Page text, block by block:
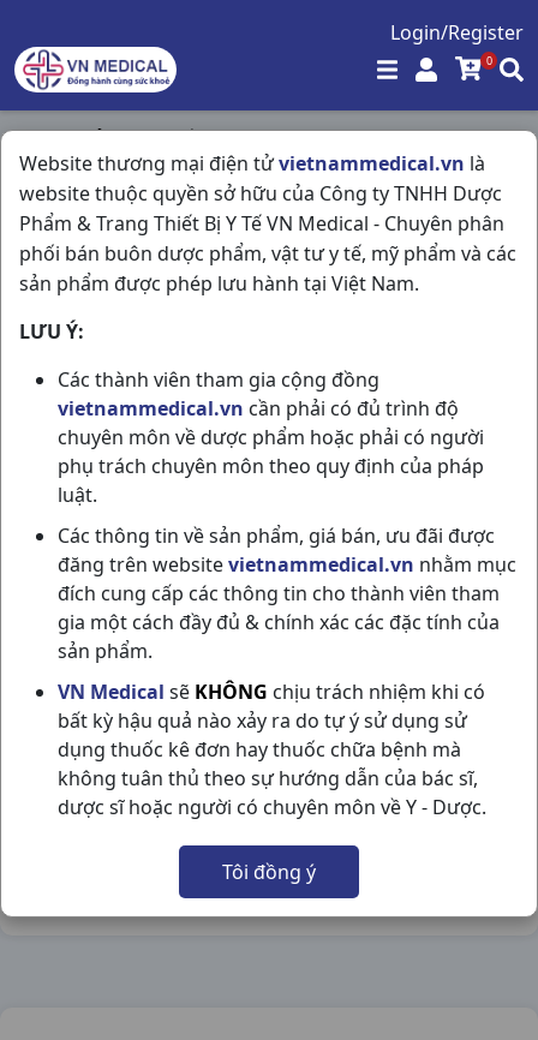
Login/Register
0
Website thương mại điện tửvietnammedical.vn là
website thuộc quyền sở hữu của Công ty TNHH Dược
Phẩm & Trang Thiết Bị Y Tế VN Medical - Chuyên phân
phối bán buôn dược phẩm, vật tư y tế, mỹ phẩm và các
sản phẩm được phép lưu hành tại Việt Nam.
LƯU Ý:
Các thành viên tham gia cộng đồng
vietnammedical.vn cần phải có đủ trình độ
chuyên môn về dược phẩm hoặc phải có người
phụ trách chuyên môn theo quy định của pháp
luật.
Các thông tin về sản phẩm, giá bán, ưu đãi được
đăng trên websitevietnammedical.vn nhằm mục
đích cung cấp các thông tin cho thành viên tham
gia một cách đầy đủ & chính xác các đặc tính của
sản phẩm.
VN Medical sẽ KHÔNG chịu trách nhiệm khi có
bất kỳ hậu quả nào xảy ra do tự ý sử dụng sử
dụng thuốc kê đơn hay thuốc chữa bệnh mà
không tuân thủ theo sự hướng dẫn của bác sĩ,
dược sĩ hoặc người có chuyên môn về Y - Dược.
Tôi đồng ý
Trang chủ / Hô Hấp / Nasonex 0.05% Spray C Bayer
NASONEX 0.05% SPRAY C BAYER
NSX: Bayer
Nhóm hàng:Hô Hấp,
Chia sẻ qua mạng xã hội: